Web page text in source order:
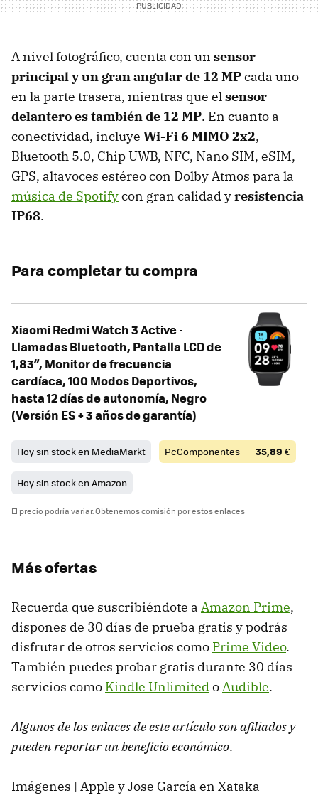
A nivel fotográfico, cuenta con un sensor
principal y un gran angular de 12 MPcada uno
en la parte trasera, mientras que elsensor
delantero es también de 12 MP. En cuanto a
conectividad, incluye Wi-Fi 6 MIMO 2x2,
Bluetooth 5.0, Chip UWB, NFC, Nano SIM, eSIM,
GPS, altavoces estéreo con Dolby Atmos para la
música de Spotifycon gran calidad yresistencia
IP68.
Para completar tu compra
Xiaomi Redmi Watch 3 Active -
Llamadas Bluetooth, Pantalla LCD de
1,83”, Monitor de frecuencia
cardíaca, 100 Modos Deportivos,
hasta 12 días de autonomía, Negro
(Versión ES + 3 años de garantía)
Hoy sin stock en MediaMarkt PcComponentes — 35,89 €
Hoy sin stock en Amazon
El precio podría variar. Obtenemos comisión por estos enlaces
Más ofertas
Recuerda que suscribiéndote a Amazon Prime,
dispones de 30 días de prueba gratis y podrás
disfrutar de otros servicios como Prime Video.
También puedes probar gratis durante 30 días
servicios como Kindle UnlimitedoAudible.
Algunos de los enlaces de este artículo son afiliados y
pueden reportar un beneficio económico.
Imágenes | Apple y Jose García en Xataka